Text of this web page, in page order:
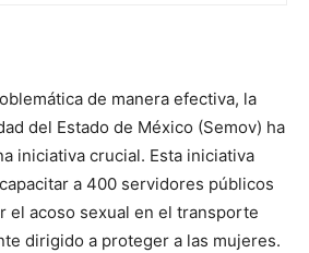
de manera efectiva, la
del Estado de México (Semov) ha
iniciativa crucial. Esta iniciativa
a 400 servidores públicos
el acoso sexual en el transporte
dirigido a proteger a las mujeres.